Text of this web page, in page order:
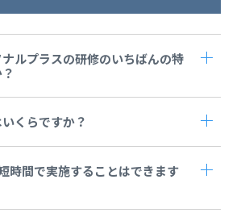
ルプラスの研修のいちばんの特
くらですか？
時間で実施することはできます